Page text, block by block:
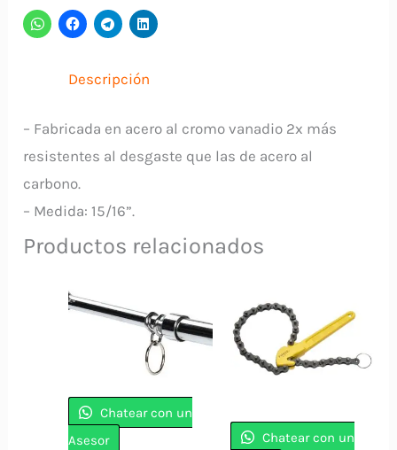
Cromo
UYUSTOOLS
cantidad
Descripción
– Fabricada en acero al cromo vanadio 2x más
resistentes al desgaste que las de acero al
carbono.
– Medida: 15/16”.
Productos relacionados
Chatear con un
Asesor
Chatear con un